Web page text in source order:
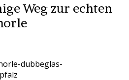
Weg zur echten